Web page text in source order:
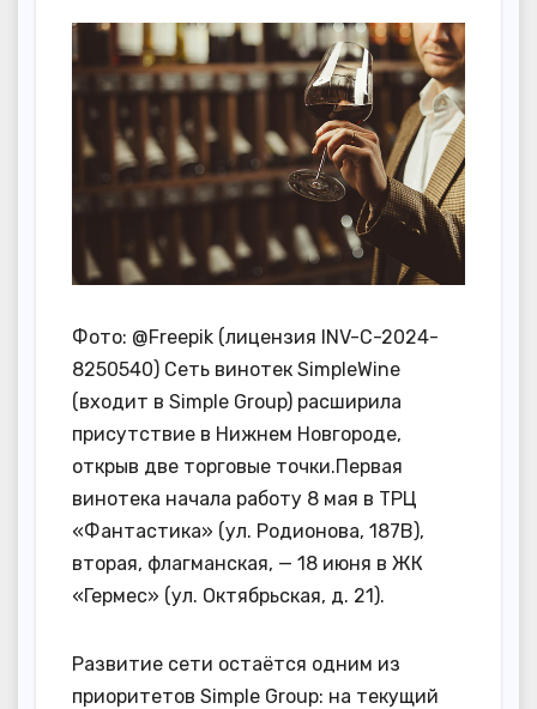
Фото: @Freepik (лицензия INV-C-2024-
8250540) Сеть винотек SimpleWine
(входит в Simple Group) расширила
присутствие в Нижнем Новгороде,
открыв две торговые точки.Первая
винотека начала работу 8 мая в ТРЦ
«Фантастика» (ул. Родионова, 187В),
вторая, флагманская, — 18 июня в ЖК
«Гермес» (ул. Октябрьская, д. 21).
Развитие сети остаётся одним из
приоритетов Simple Group: на текущий